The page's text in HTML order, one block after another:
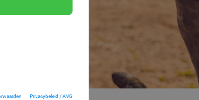
Privacybeleid / AVG